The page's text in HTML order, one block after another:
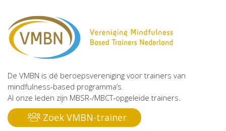
De VMBN is dé beroepsvereniging voor trainers van
mindfulness-based programma’s.
Al onze leden zijn MBSR-/MBCT-opgeleide trainers.
Zoek VMBN-trainer